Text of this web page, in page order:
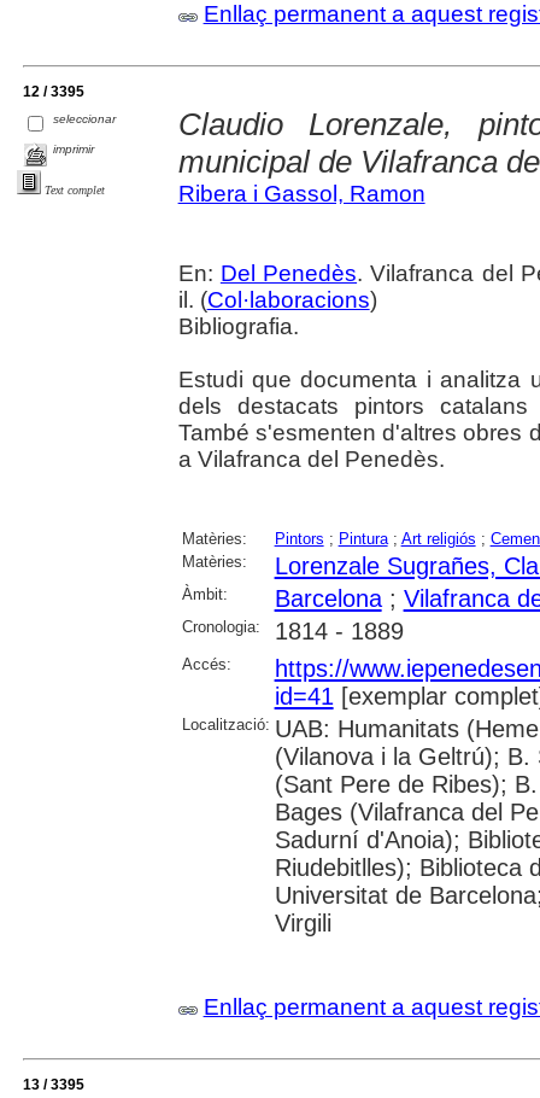
Enllaç permanent a aquest
12 / 3395
seleccionar
imprimir
Text complet
Claudio Lorenzale,
municipal de Vilafranca
Ribera i Gassol, Ramon
En: Del Penedès. Vilafranca del
il. (Col·laboracions)
Bibliografia.
Estudi que documenta i analitza
dels destacats pintors
També s'esmenten d'altres obres
a Vilafranca del Penedès.
Matèries: Pintors ; Pintura; Art religiós ;
Matèries:
Lorenzale Sugrañes,
Àmbit: Barcelona; Vilafranca
Cronologia: 1814 - 1889
Accés:
https://
id=41 [exemplar
Localització: UAB: Humanitats
(Vilanova i la Geltrú);
(Sant Pere de Ribes);
Bages (Vilafranca del
Sadurní d'Anoia);
Riudebitlles); Biblioteca
Universitat de
Virgili
Enllaç permanent a aquest
13 / 3395